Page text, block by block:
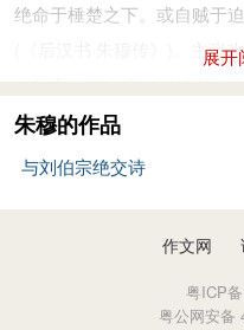
绝命于棰楚之下。或自贼于
(《后汉书·朱穆传》)。主张
家重道返朴的观点。否定儒
则。他说：“夫道者，以天
起而道德迁，礼法兴而淳朴
为贼也”(同上)。重申老子的
展
朱穆的作品
与刘伯宗绝交诗
作文网
粤ICP
粤公网安备